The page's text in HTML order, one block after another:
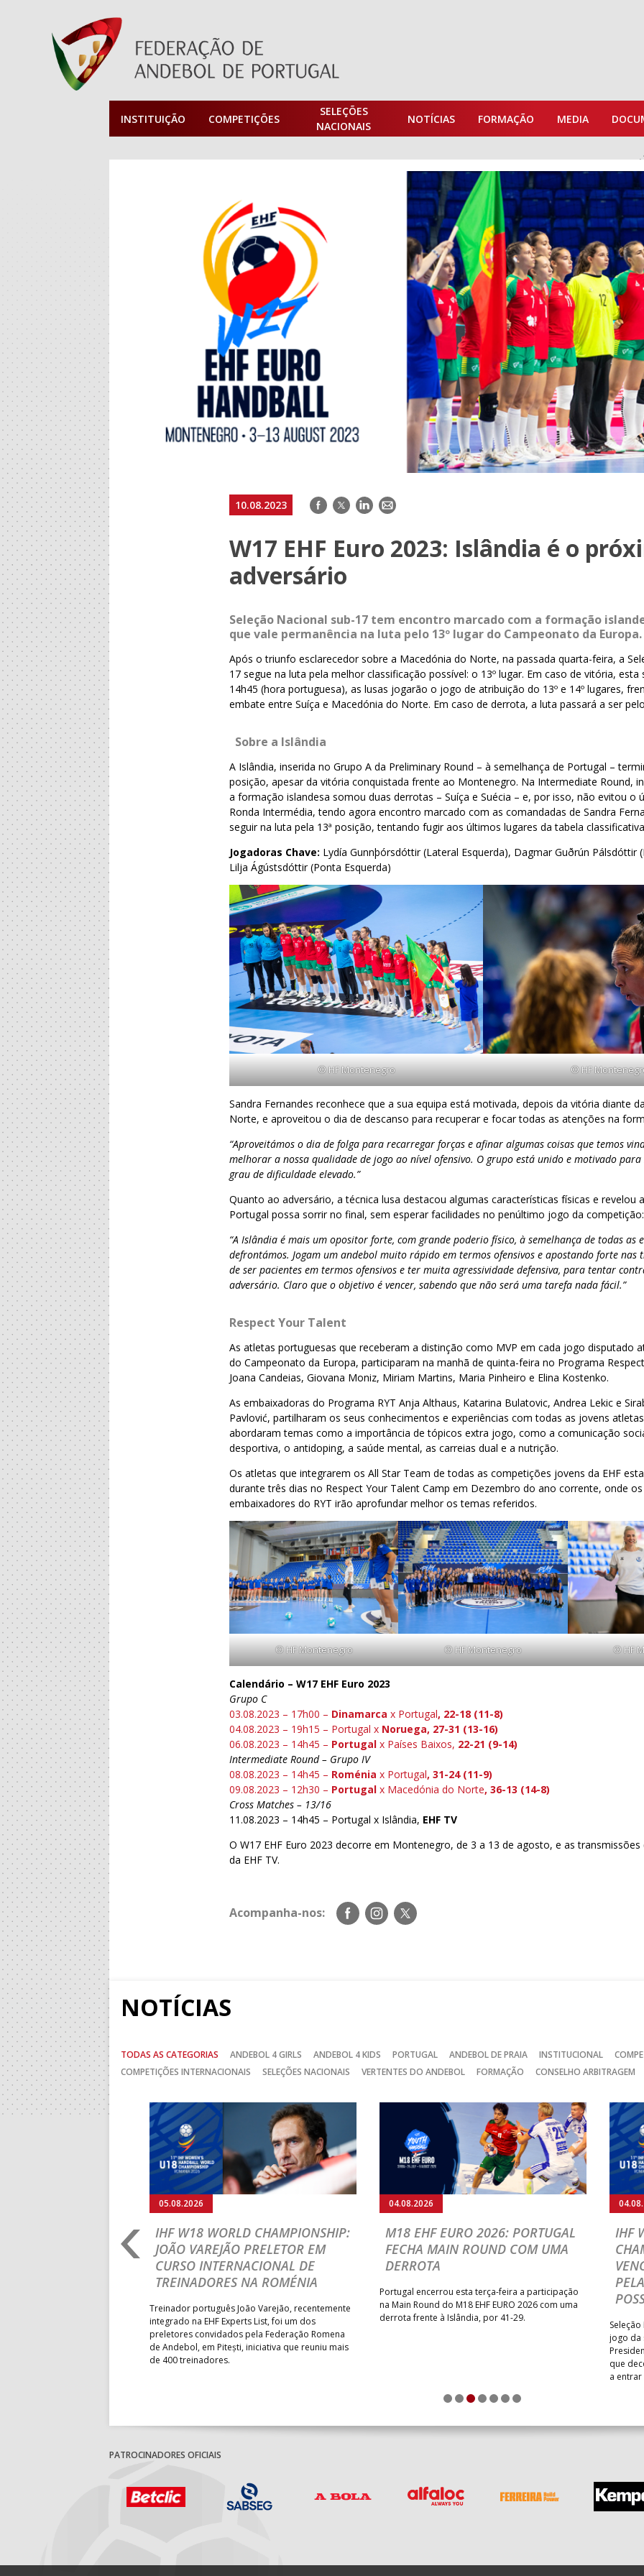
INSTITUIÇÃO COMPETIÇÕES
SELEÇÕES
NACIONAIS
NOTÍCIAS FORMAÇÃO MEDIA
10.08.2023 Facebook
TwitterLinkedIn
E-
W17 EHF Euro 2023: Islândia é o
adversário
Seleção Nacional sub-17 tem encontro marcado com a formação
que vale permanência na luta pelo 13º lugar do Campeonato da Europa.
Após o triunfo esclarecedor sobre a Macedónia do Norte, na passada quarta-feira, a
17 segue na luta pela melhor classificação possível: o 13º lugar. Em caso de vitória, esta
14h45 (hora portuguesa), as lusas jogarão o jogo de atribuição do 13º e 14º lugares,
embate entre Suíça e Macedónia do Norte. Em caso de derrota, a luta passará a ser
Sobre a Islândia
A Islândia, inserida no Grupo A da Preliminary Round – à semelhança de Portugal –
posição, apesar da vitória conquistada frente ao Montenegro. Na Intermediate Round,
a formação islandesa somou duas derrotas – Suíça e Suécia – e, por isso, não evitou o
Ronda Intermédia, tendo agora encontro marcado com as comandadas de Sandra
seguir na luta pela 13ª posição, tentando fugir aos últimos lugares da tabela
Jogadoras Chave: Lydía Gunnþórsdóttir (Lateral Esquerda), Dagmar Guðrún Pálsdóttir
Lilja Ágústsdóttir (Ponta Esquerda)
© HF Montenegro © HF
Sandra Fernandes reconhece que a sua equipa está motivada, depois da vitória diante
Norte, e aproveitou o dia de descanso para recuperar e focar todas as atenções na
“Aproveitámos o dia de folga para recarregar forças e afinar algumas coisas que temos
melhorar a nossa qualidade de jogo ao nível ofensivo. O grupo está unido e motivado
grau de dificuldade elevado.”
Quanto ao adversário, a técnica lusa destacou algumas características físicas e revelou a
Portugal possa sorrir no final, sem esperar facilidades no penúltimo jogo da competição:
“A Islândia é mais um opositor forte, com grande poderio físico, à semelhança de todas as
defrontámos. Jogam um andebol muito rápido em termos ofensivos e apostando forte nas
de ser pacientes em termos ofensivos e ter muita agressividade defensiva, para tentar
adversário. Claro que o objetivo é vencer, sabendo que não será uma tarefa nada fácil.”
Respect Your Talent
As atletas portuguesas que receberam a distinção como MVP em cada jogo disputado
do Campeonato da Europa, participaram na manhã de quinta-feira no Programa
Joana Candeias, Giovana Moniz, Miriam Martins, Maria Pinheiro e Elina Kostenko.
As embaixadoras do Programa RYT Anja Althaus, Katarina Bulatovic, Andrea Lekic e
Pavlović, partilharam os seus conhecimentos e experiências com todas as jovens
abordaram temas como a importância de tópicos extra jogo, como a comunicação
desportiva, o antidoping, a saúde mental, as carreias dual e a nutrição.
Os atletas que integrarem os All Star Team de todas as competições jovens da EHF
durante três dias no Respect Your Talent Camp em Dezembro do ano corrente, onde
embaixadores do RYT irão aprofundar melhor os temas referidos.
© HF Montenegro © HF Montenegro © HF
Calendário – W17 EHF Euro 2023
Grupo C
03.08.2023 – 17h00 – Dinamarcax Portugal, 22-18 (11-8)
04.08.2023 – 19h15 – Portugal x Noruega, 27-31 (13-16)
06.08.2023 – 14h45 – Portugal x Países Baixos, 22-21 (9-14)
Intermediate Round – Grupo IV
08.08.2023 – 14h45 – Roméniax Portugal, 31-24 (11-9)
09.08.2023 – 12h30 – Portugalx Macedónia do Norte, 36-13 (14-8)
Cross Matches – 13/16
11.08.2023 – 14h45 – Portugal x Islândia, EHF TV
O W17 EHF Euro 2023 decorre em Montenegro, de 3 a 13 de agosto, e as
da EHF TV.
Acompanha-nos:
Siga-
nos
Siga-
nos
Siga-
nos
NOTÍCIAS
TODAS AS CATEGORIAS ANDEBOL 4 GIRLS ANDEBOL 4 KIDS PORTUGAL ANDEBOL DE PRAIA INSTITUCIONAL
COMPETIÇÕES INTERNACIONAIS
SELEÇÕES NACIONAIS VERTENTES DO ANDEBOL FORMAÇÃO CONSELHO ARBITRAGEM
05.08.2026
IHF W18 WORLD CHAMPIONSHIP:
JOÃO VAREJÃO PRELETOR EM
CURSO INTERNACIONAL DE
TREINADORES NA ROMÉNIA
Treinador português João Varejão, recentemente
integrado na EHF Experts List, foi um dos
preletores convidados pela Federação Romena
de Andebol, em Pitești, iniciativa que reuniu mais
de 400 treinadores.
04.08.2026
M18 EHF EURO 2026: PORTUGAL
FECHA MAIN ROUND COM UMA
DERROTA
Portugal encerrou esta terça-feira a participação
na Main Round do M18 EHF EURO 2026 com uma
derrota frente à Islândia, por 41-29.
IHF
jogo da
que
a
Anterior
1 2 3 4 5 6 7
PATROCINADORES OFICIAIS